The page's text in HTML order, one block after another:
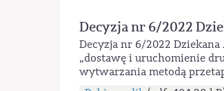
Decyzja nr 6/2022
Decyzja nr 6/2022
„dostawę i uruchomienie
wytwarzania metodą